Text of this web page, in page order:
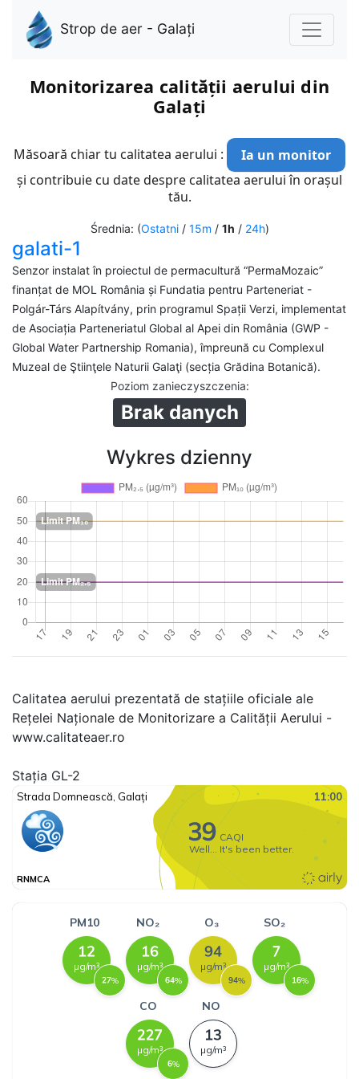
Strop de aer - Galați
Monitorizarea calității aerului din
Galați
Măsoară chiar tu calitatea aerului :
Ia un monitor
și contribuie cu date despre calitatea aerului în orașul
tău.
Średnia: (Ostatni/ 15m / 1h / 24h)
galati-1
Senzor instalat în proiectul de permacultură “PermaMozaic”
finanțat de MOL România și Fundatia pentru Parteneriat -
Polgár-Társ Alapítvány, prin programul Spații Verzi, implementat
de Asociația Parteneriatul Global al Apei din România (GWP -
Global Water Partnership Romania), împreună cu Complexul
Muzeal de Ştiinţele Naturii Galaţi (secția Grădina Botanică).
Poziom zanieczyszczenia:
Brak danych
Wykres dzienny
Calitatea aerului prezentată de stațiile oficiale ale
Rețelei Naționale de Monitorizare a Calității Aerului -
www.calitateaer.ro
Stația GL-2